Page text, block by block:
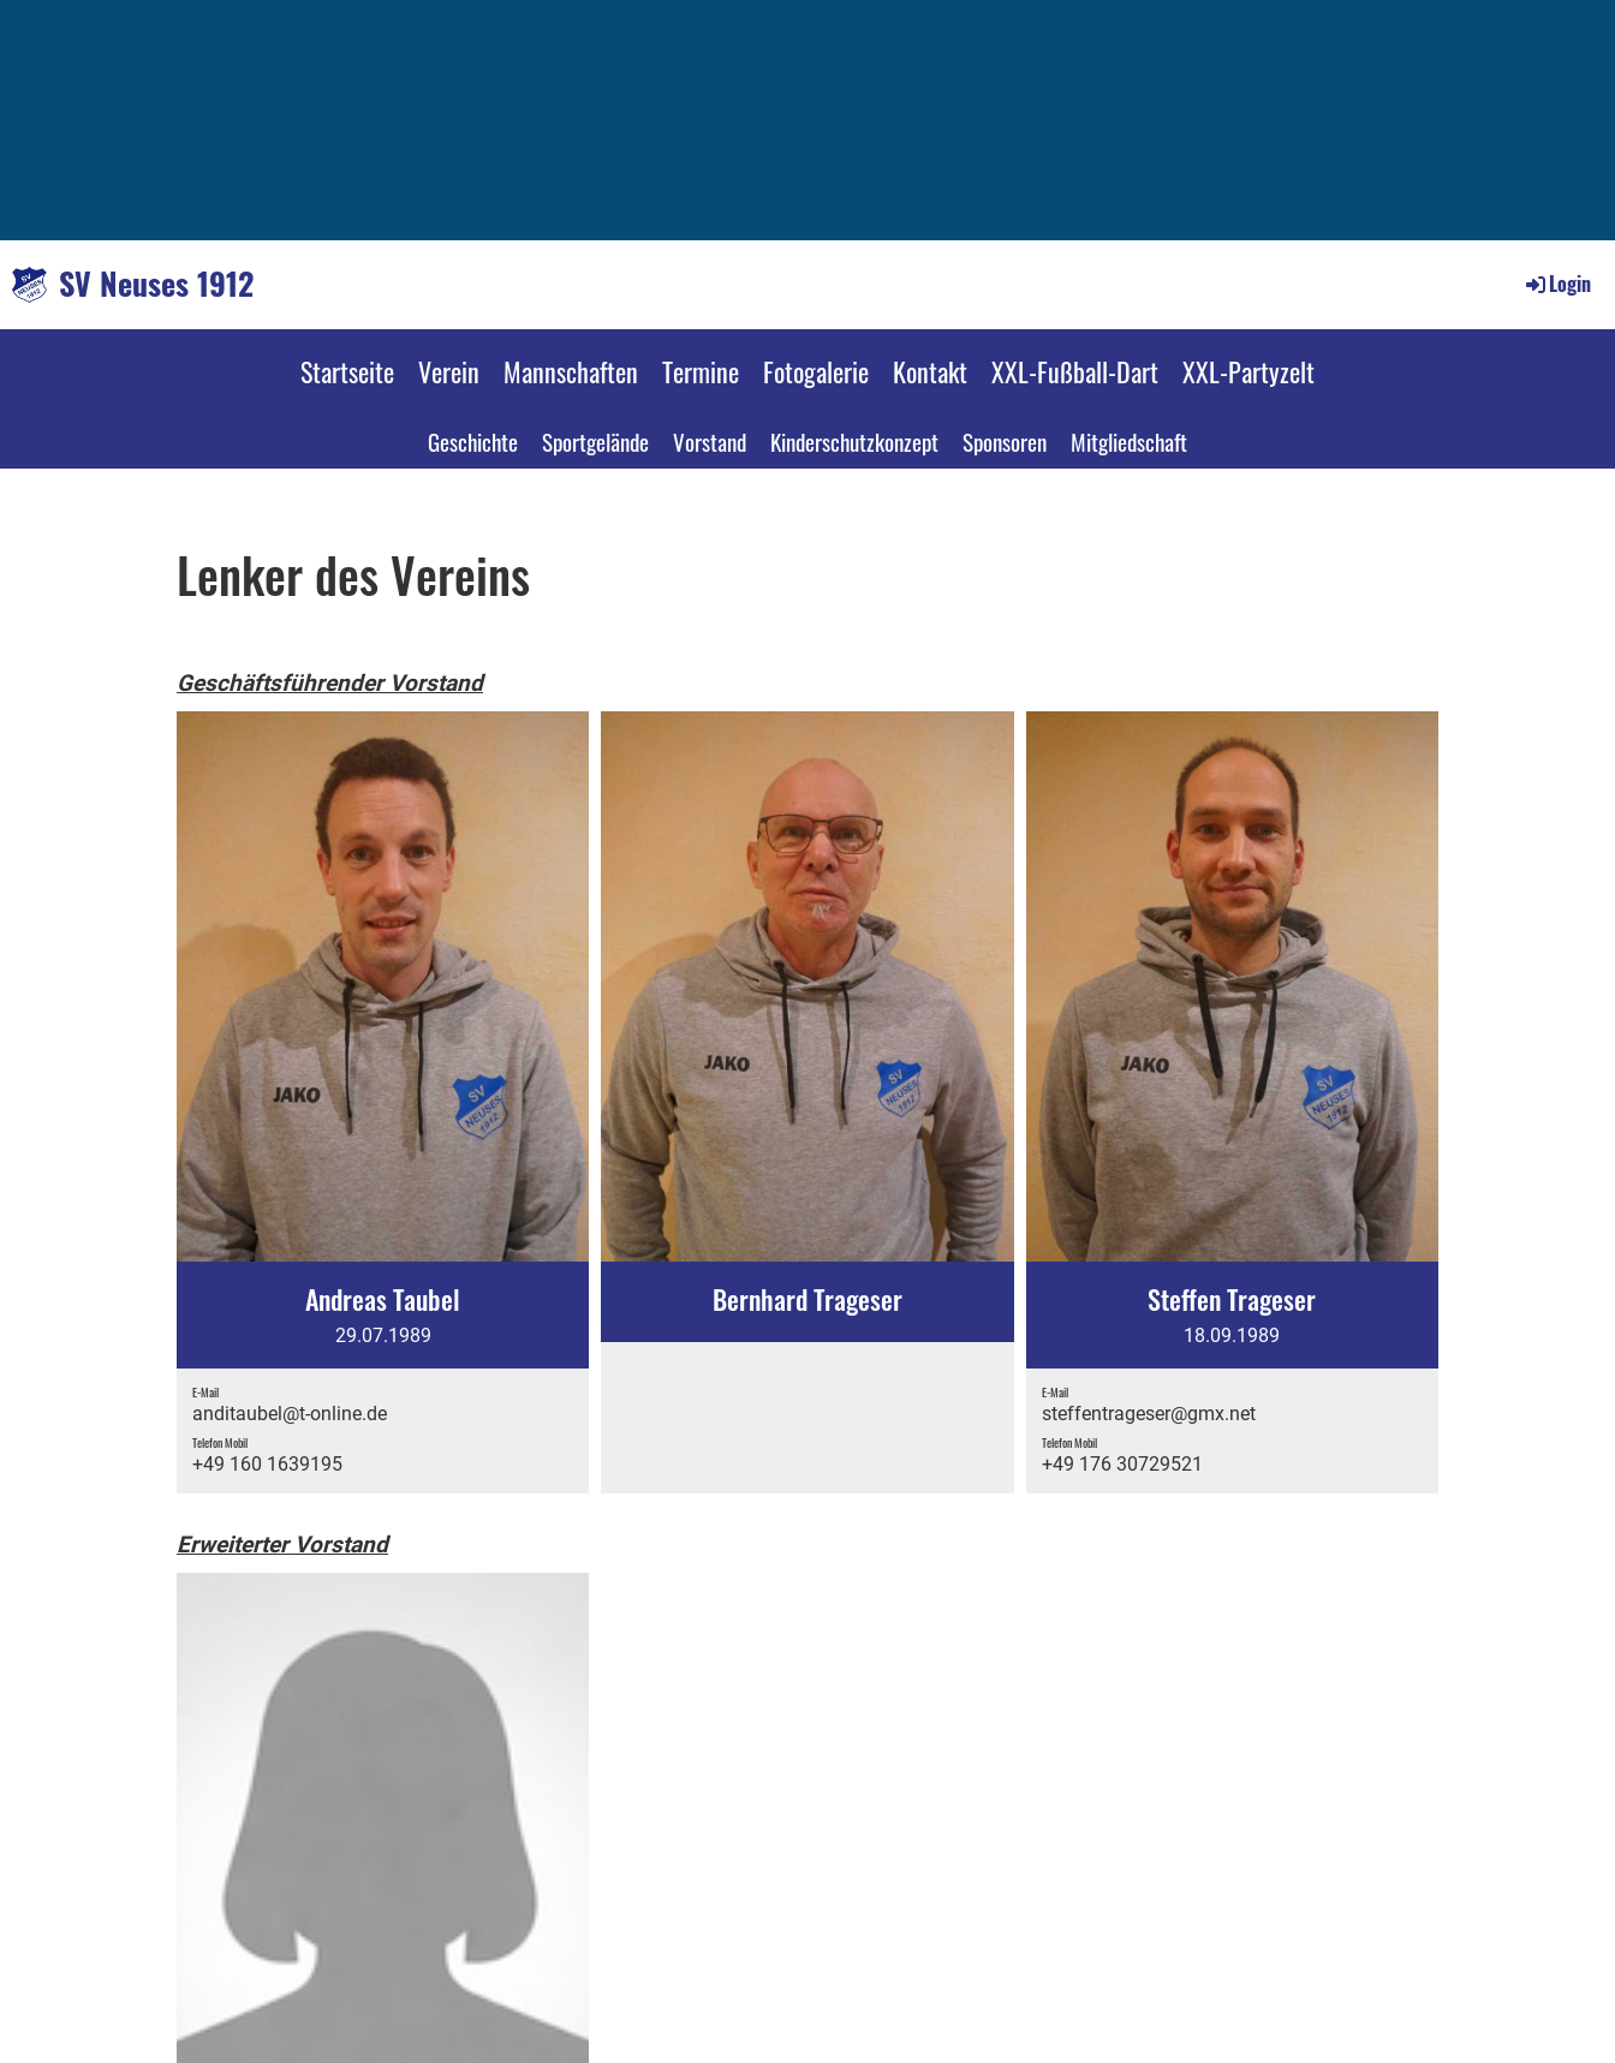
SV Neuses 1912 Login
Startseite Verein Mannschaften Termine Fotogalerie Kontakt XXL-Fußball-Dart XXL-Partyzelt
Geschichte Sportgelände Vorstand Kinderschutzkonzept Sponsoren Mitgliedschaft
Lenker des Vereins
Geschäftsführender Vorstand
Andreas Taubel
29.07.1989
E-Mail
anditaubel@t-online.de
Telefon Mobil
+49 160 1639195
Bernhard Trageser Steffen Trageser
18.09.1989
E-Mail
steffentrageser@gmx.net
Telefon Mobil
+49 176 30729521
Erweiterter Vorstand